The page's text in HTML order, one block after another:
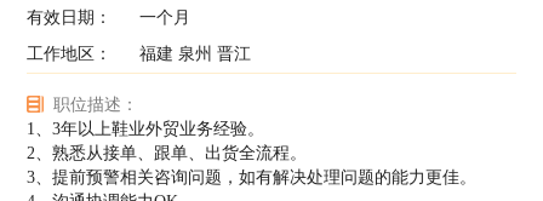
有效日期：
一个月
工作地区：
福建 泉州 晋江
职位描述：
1、3年以上鞋业外贸业务经验。
2、熟悉从接单、跟单、出货全流程。
3、提前预警相关咨询问题，如有解决处理问题的能力更佳。